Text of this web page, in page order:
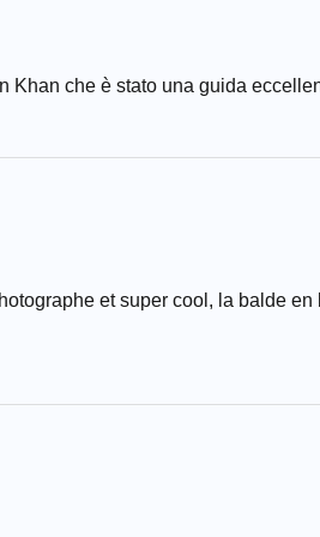
Khan che è stato una guida
et super cool, la balde